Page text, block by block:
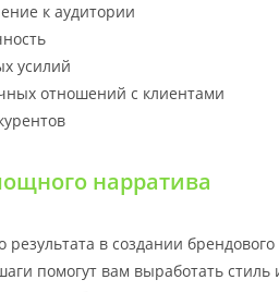
к аудитории
усилий
отношений с клиентами
нарратива
в создании
помогут вам выработать стиль